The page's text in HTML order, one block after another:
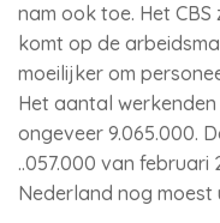
nam ook toe. Het
komt op de
moeilijker om
Het aantal
ongeveer 9.065.000.
..057.000 van februari
Nederland nog moest